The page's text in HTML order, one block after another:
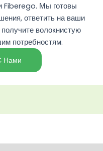
Fiberego. Мы готовы
ответить на ваши
волокнистую
потребностям.
Нами